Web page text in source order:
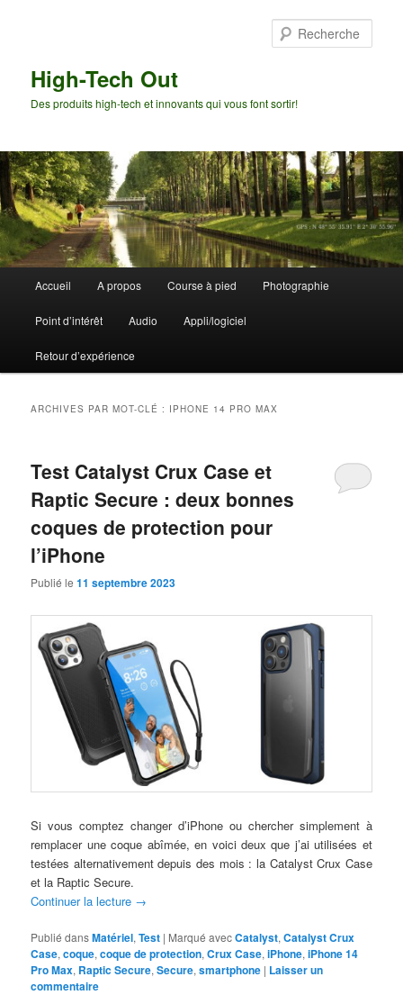
High-Tech Out
Des produits high-tech et innovants qui vous font sortir!
principal
Accueil A propos Course à pied Photographie
Point d’intérêt Audio Appli/logiciel
Retour d’expérience
ARCHIVES PAR MOT-CLÉ : IPHONE 14 PRO MAX
Test Catalyst Crux Case et
Raptic Secure : deux bonnes
coques de protection pour
l’iPhone
Publié le11 septembre 2023
Si vous comptez changer d’iPhone ou chercher simplement à
remplacer une coque abîmée, en voici deux que j’ai utilisées et
testées alternativement depuis des mois : la Catalyst Crux Case
et la Raptic Secure.
Continuer la lecture →
Publié dansMatériel,Test | Marqué avecCatalyst,Catalyst Crux
Case,coque,coque de protection,Crux Case,iPhone,iPhone 14
Pro Max, Raptic Secure,Secure,smartphone | Laisser un
commentaire